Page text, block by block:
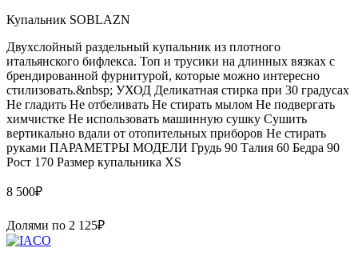
Купальник SOBLAZN
Двухслойный раздельный купальник из плотного
итальянского бифлекса. Топ и трусики на длинных вязках с
брендированной фурнитурой, которые можно интересно
стилизовать.&nbsp; УХОД Деликатная стирка при 30 градусах
Не гладить Не отбеливать Не стирать мылом Не подвергать
химчистке Не использовать машинную сушку Сушить
вертикально вдали от отопительных приборов Не стирать
руками ПАРАМЕТРЫ МОДЕЛИ Грудь 90 Талия 60 Бедра 90
Рост 170 Размер купальника XS
8 500₽
Долями по 2 125₽